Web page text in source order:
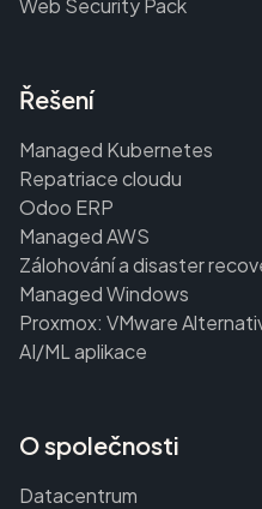
Web Security Pack
Řešení
Managed Kubernetes
Repatriace cloudu
Odoo ERP
Managed AWS
Zálohování a disaster
Managed Windows
Proxmox: VMware
AI/ML aplikace
O společnosti
Datacentrum